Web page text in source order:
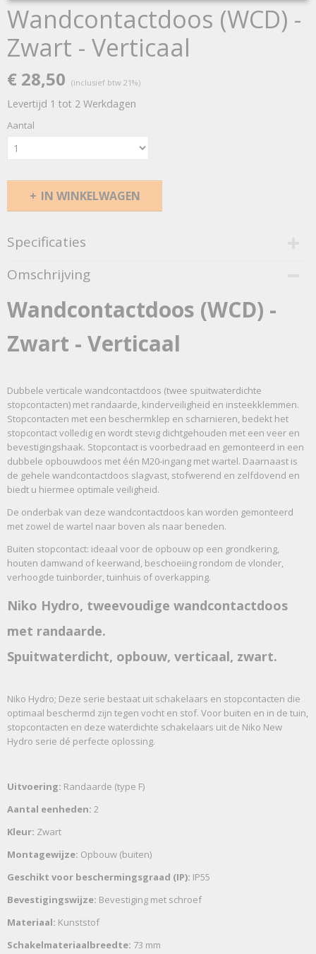
Wandcontactdoos (WCD) -
Zwart - Verticaal
€ 28,50 (inclusief btw 21%)
Levertijd 1 tot 2 Werkdagen
Aantal
IN WINKELWAGEN
Specificaties
Bruto gewicht
0,50 Kg
Afmetingen (l,b,h)
6,20 x 7,30 x 14,50 cm
Omschrijving
Wandcontactdoos (WCD) -
Zwart - Verticaal
Dubbele verticale wandcontactdoos (twee spuitwaterdichte
stopcontacten) met randaarde, kinderveiligheid en insteekklemmen.
Stopcontacten met een beschermklep en scharnieren, bedekt het
stopcontact volledig en wordt stevig dichtgehouden met een veer en
bevestigingshaak. Stopcontact is voorbedraad en gemonteerd in een
dubbele opbouwdoos met één M20-ingang met wartel. Daarnaast is
de gehele wandcontactdoos slagvast, stofwerend en zelfdovend en
biedt u hiermee optimale veiligheid.
De onderbak van deze wandcontactdoos kan worden gemonteerd
met zowel de wartel naar boven als naar beneden.
Buiten stopcontact: ideaal voor de opbouw op een grondkering,
houten damwand of keerwand, beschoeiing rondom de vlonder,
verhoogde tuinborder, tuinhuis of overkapping.
Niko Hydro, tweevoudige wandcontactdoos
met randaarde.
Spuitwaterdicht, opbouw, verticaal, zwart.
Niko Hydro; Deze serie bestaat uit schakelaars en stopcontacten die
optimaal beschermd zijn tegen vocht en stof. Voor buiten en in de tuin,
stopcontacten en deze waterdichte schakelaars uit de Niko New
Hydro serie dé perfecte oplossing.
Uitvoering: Randaarde (type F)
Aantal eenheden: 2
Kleur: Zwart
Montagewijze: Opbouw (buiten)
Geschikt voor beschermingsgraad (IP): IP55
Bevestigingswijze: Bevestiging met schroef
Materiaal: Kunststof
Schakelmateriaalbreedte: 73 mm